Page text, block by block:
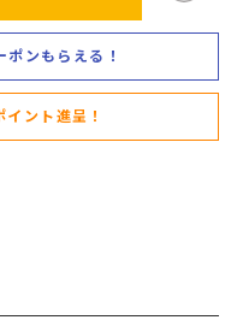
ンもらえる！
ント進呈！